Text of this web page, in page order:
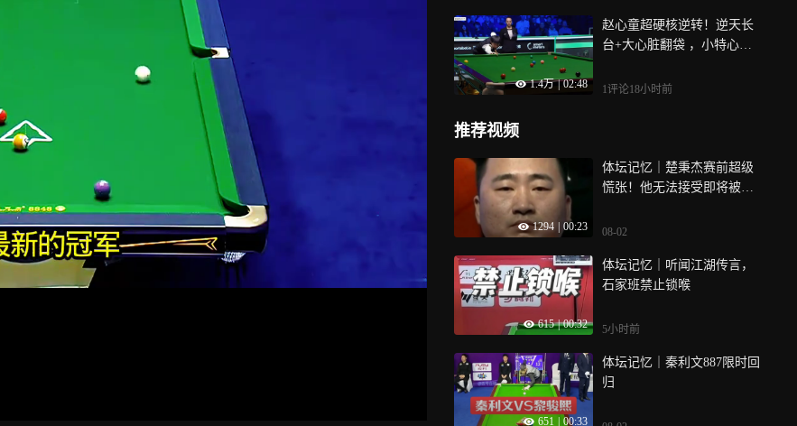
1.4万 | 02:48
赵心童超硬核逆转！逆天长
台+大心脏翻袋 ，小特心碎
1评论18小时前
推荐视频
1294 00:23
体坛记忆｜楚秉杰赛前超级
慌张！他无法接受即将被杨
事实
08-02
615 | 00:32
体坛记忆｜听闻江湖传言，
石家班禁止锁喉
5小时前
651 00:33
体坛记忆｜秦利文887限时回
归